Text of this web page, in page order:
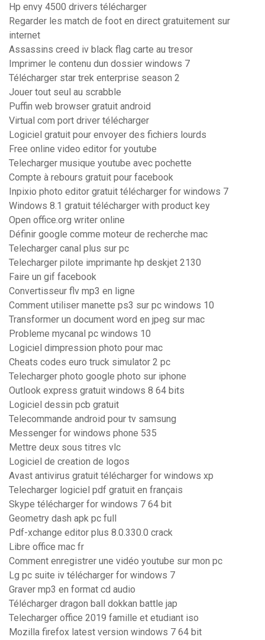
Hp envy 4500 drivers télécharger
Regarder les match de foot en direct gratuitement sur
internet
Assassins creed iv black flag carte au tresor
Imprimer le contenu dun dossier windows 7
Télécharger star trek enterprise season 2
Jouer tout seul au scrabble
Puffin web browser gratuit android
Virtual com port driver télécharger
Logiciel gratuit pour envoyer des fichiers lourds
Free online video editor for youtube
Telecharger musique youtube avec pochette
Compte à rebours gratuit pour facebook
Inpixio photo editor gratuit télécharger for windows 7
Windows 8.1 gratuit télécharger with product key
Open office.org writer online
Définir google comme moteur de recherche mac
Telecharger canal plus sur pc
Telecharger pilote imprimante hp deskjet 2130
Faire un gif facebook
Convertisseur flv mp3 en ligne
Comment utiliser manette ps3 sur pc windows 10
Transformer un document word en jpeg sur mac
Probleme mycanal pc windows 10
Logiciel dimpression photo pour mac
Cheats codes euro truck simulator 2 pc
Telecharger photo google photo sur iphone
Outlook express gratuit windows 8 64 bits
Logiciel dessin pcb gratuit
Telecommande android pour tv samsung
Messenger for windows phone 535
Mettre deux sous titres vlc
Logiciel de creation de logos
Avast antivirus gratuit télécharger for windows xp
Telecharger logiciel pdf gratuit en français
Skype télécharger for windows 7 64 bit
Geometry dash apk pc full
Pdf-xchange editor plus 8.0.330.0 crack
Libre office mac fr
Comment enregistrer une vidéo youtube sur mon pc
Lg pc suite iv télécharger for windows 7
Graver mp3 en format cd audio
Télécharger dragon ball dokkan battle jap
Telecharger office 2019 famille et etudiant iso
Mozilla firefox latest version windows 7 64 bit